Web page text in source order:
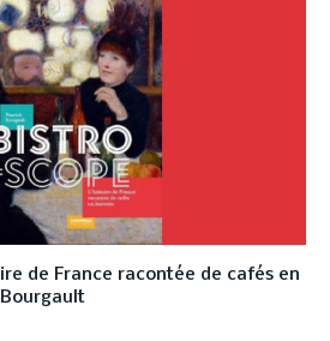
de France racontée de cafés en